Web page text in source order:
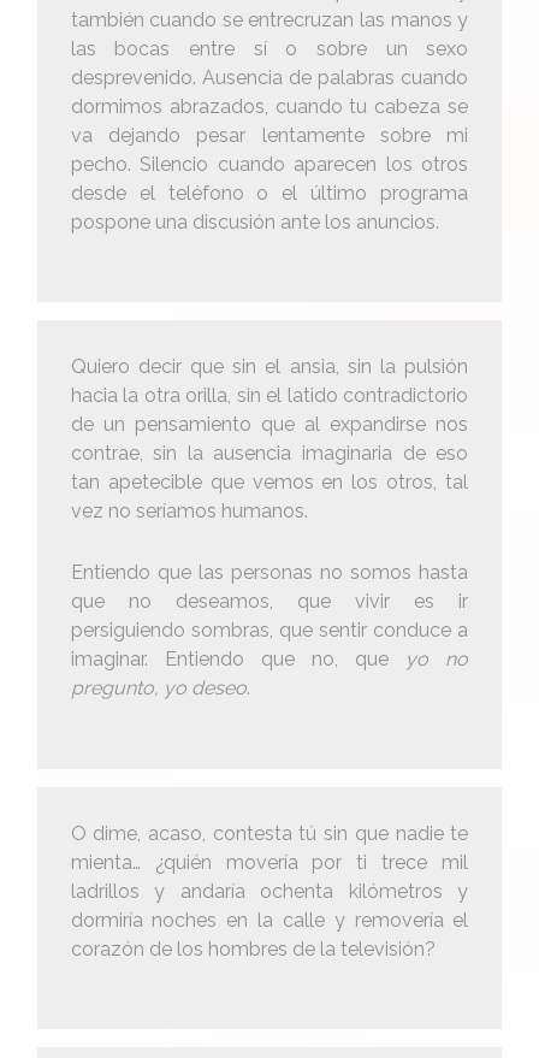
también cuando se entrecruzan las manos y
las bocas entre sí o sobre un sexo
desprevenido. Ausencia de palabras cuando
dormimos abrazados, cuando tu cabeza se
va dejando pesar lentamente sobre mi
pecho. Silencio cuando aparecen los otros
desde el teléfono o el último programa
pospone una discusión ante los anuncios.
Quiero decir que sin el ansia, sin la pulsión
hacia la otra orilla, sin el latido contradictorio
de un pensamiento que al expandirse nos
contrae, sin la ausencia imaginaria de eso
tan apetecible que vemos en los otros, tal
vez no seríamos humanos.
Entiendo que las personas no somos hasta
que no deseamos, que vivir es ir
persiguiendo sombras, que sentir conduce a
imaginar. Entiendo que no, que yo no
pregunto, yo deseo.
O dime, acaso, contesta tú sin que nadie te
mienta… ¿quién movería por ti trece mil
ladrillos y andaría ochenta kilómetros y
dormiría noches en la calle y removería el
corazón de los hombres de la televisión?